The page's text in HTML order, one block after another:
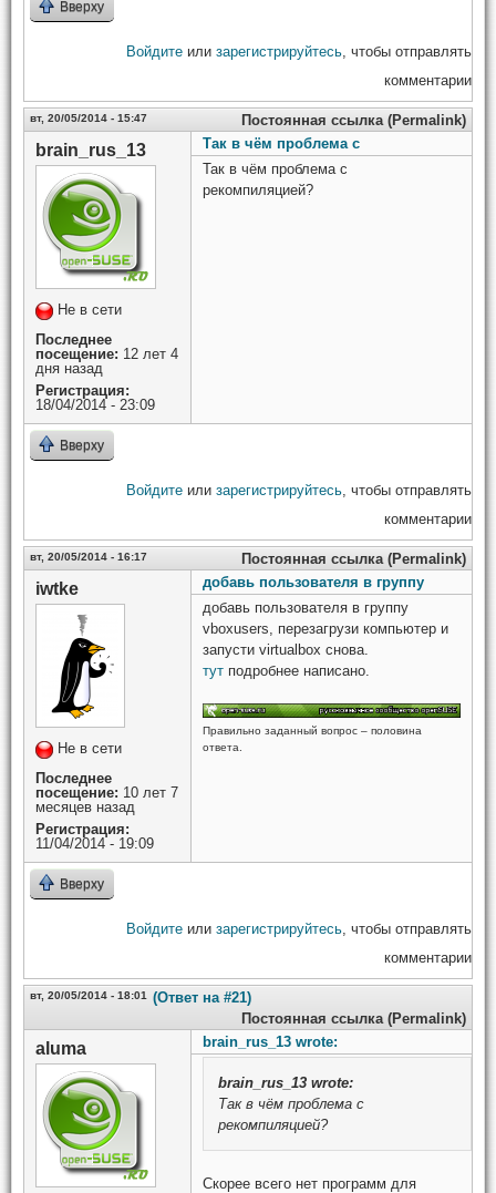
Вверху
Войдите или зарегистрируйтесь, чтобы отправлять
комментарии
вт, 20/05/2014 - 15:47 Постоянная ссылка (Permalink)
brain_rus_13
Не в сети
Последнее
посещение: 12 лет 4
дня назад
Регистрация:
18/04/2014 - 23:09
Так в чём проблема с
Так в чём проблема с
рекомпиляцией?
Вверху
Войдите или зарегистрируйтесь, чтобы отправлять
комментарии
вт, 20/05/2014 - 16:17 Постоянная ссылка (Permalink)
iwtke
Не в сети
Последнее
посещение: 10 лет 7
месяцев назад
Регистрация:
11/04/2014 - 19:09
добавь пользователя в группу
добавь пользователя в группу
vboxusers, перезагрузи компьютер и
запусти virtualbox снова.
тут подробнее написано.
Правильно заданный вопрос – половина
ответа.
Вверху
Войдите или зарегистрируйтесь, чтобы отправлять
комментарии
вт, 20/05/2014 - 18:01 (Ответ на #21)
Постоянная ссылка (Permalink)
aluma brain_rus_13 wrote:
brain_rus_13 wrote:
Так в чём проблема с
рекомпиляцией?
Скорее всего нет программ для